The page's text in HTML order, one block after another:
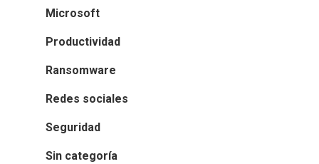
Microsoft
Productividad
Ransomware
Redes sociales
Seguridad
Sin categoría